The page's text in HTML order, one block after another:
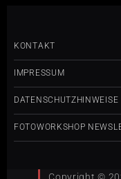
KONTAKT
IMPRESSUM
DATENSCHUTZHINWEISE
FOTOWORKSHOP